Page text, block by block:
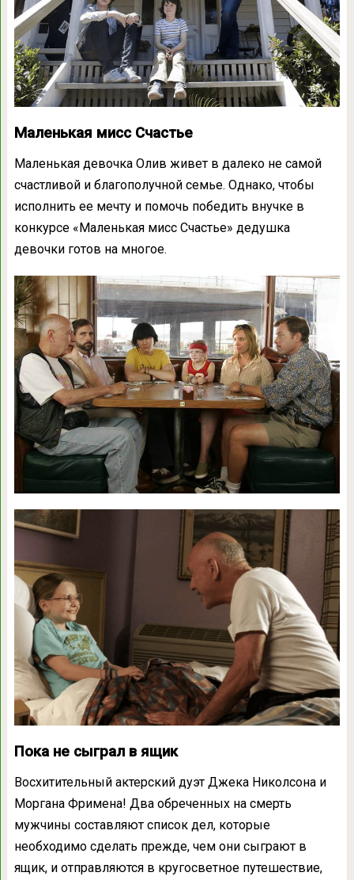
Маленькая мисс Счастье
Маленькая девочка Олив живет в далеко не самой
счастливой и благополучной семье. Однако, чтобы
исполнить ее мечту и помочь победить внучке в
конкурсе «Маленькая мисс Счастье» дедушка
девочки готов на многое.
Пока не сыграл в ящик
Восхитительный актерский дуэт Джека Николсона и
Моргана Фримена! Два обреченных на смерть
мужчины составляют список дел, которые
необходимо сделать прежде, чем они сыграют в
ящик, и отправляются в кругосветное путешествие,